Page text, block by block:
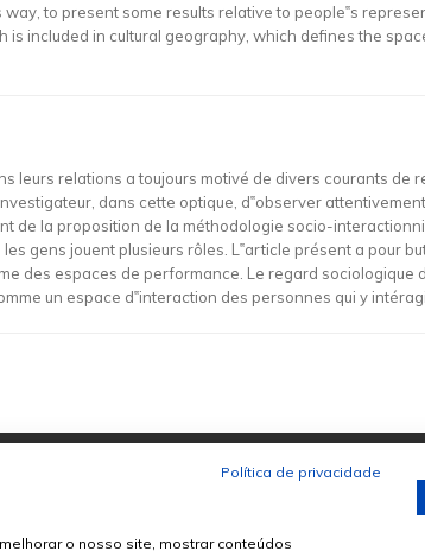
to present some results relative to people‟s
included in cultural geography, which defines the
leurs relations a toujours motivé de divers courants de
dans cette optique, d‟observer
de la proposition de la méthodologie socio-
gens jouent plusieurs rôles. L‟article présent a pour
des espaces de performance. Le regard
un espace d‟interaction des personnes qui y
Política de privacidade
o nosso site, mostrar conteúdos